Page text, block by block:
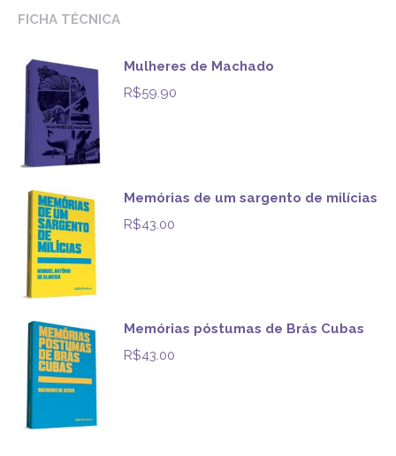
FICHA TÉCNICA
Mulheres de Machado
R$59.90
Memórias de um sargento de milícias
R$43.00
Memórias póstumas de Brás Cubas
R$43.00